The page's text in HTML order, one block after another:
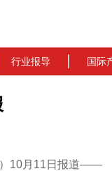
行业报导 国际
）10月11日报道——